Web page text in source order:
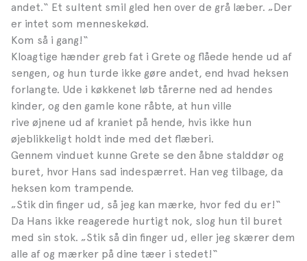
andet.“ Et sultent smil gled hen over de grå læber. „Der
er intet som menneskekød.
Kom så i gang!“
Kloagtige hænder greb fat i Grete og flåede hende ud af
sengen, og hun turde ikke gøre andet, end hvad heksen
forlangte. Ude i køkkenet løb tårerne ned ad hendes
kinder, og den gamle kone råbte, at hun ville
rive øjnene ud af kraniet på hende, hvis ikke hun
øjeblikkeligt holdt inde med det flæberi.
Gennem vinduet kunne Grete se den åbne stalddør og
buret, hvor Hans sad indespærret. Han veg tilbage, da
heksen kom trampende.
„Stik din finger ud, så jeg kan mærke, hvor fed du er!“
Da Hans ikke reagerede hurtigt nok, slog hun til buret
med sin stok. „Stik så din finger ud, eller jeg skærer dem
alle af og mærker på dine tæer i stedet!“